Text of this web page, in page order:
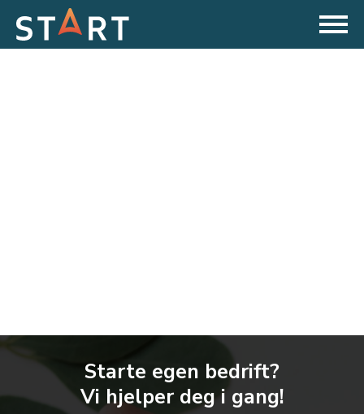
Starte egen bedrift?
Vi hjelper deg i gang!